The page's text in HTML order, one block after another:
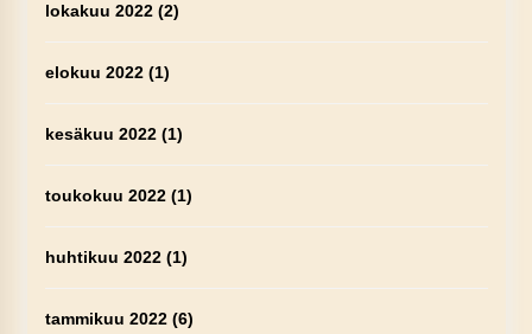
lokakuu 2022(2)
elokuu 2022(1)
kesäkuu 2022(1)
toukokuu 2022(1)
huhtikuu 2022(1)
tammikuu 2022(6)